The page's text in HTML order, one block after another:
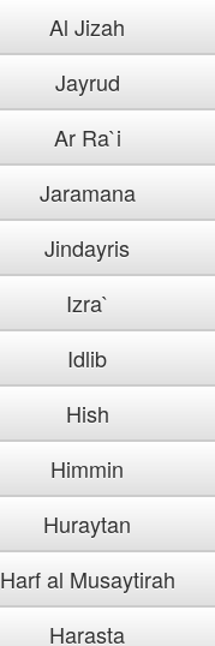
Al Jizah
Jayrud
Ar Ra`i
Jaramana
Jindayris
Izra`
Idlib
Hish
Himmin
Huraytan
Harf al Musaytirah
Harasta